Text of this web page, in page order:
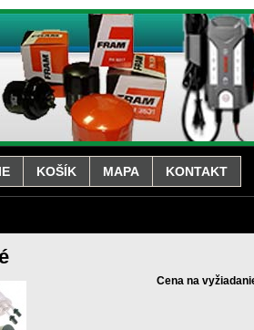
KOŠÍK MAPA KONTAKT
Cena na